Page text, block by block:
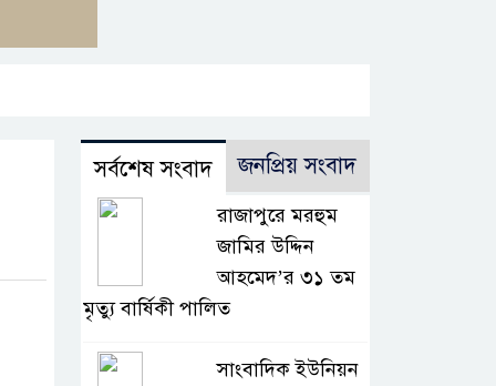
সর্বশেষ সংবাদ জনপ্রিয় সংবাদ
রাজাপুরে মরহুম
জামির উদ্দিন
আহমেদ’র ৩১ তম
মৃত্যু বার্ষিকী পালিত
সাংবাদিক ইউনিয়ন